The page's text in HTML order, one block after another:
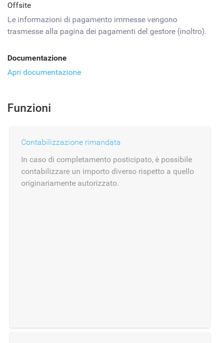
Offsite
Le informazioni di pagamento immesse vengono
trasmesse alla pagina dei pagamenti del gestore (inoltro).
Documentazione
Apri documentazione
Funzioni
Contabilizzazione rimandata
In caso di completamento posticipato, è possibile
contabilizzare un importo diverso rispetto a quello
originariamente autorizzato.